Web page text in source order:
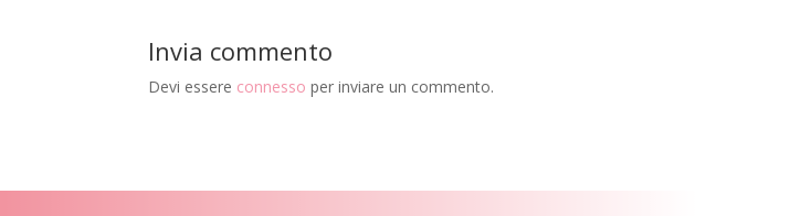
Invia commento
Devi essere connesso per inviare un commento.